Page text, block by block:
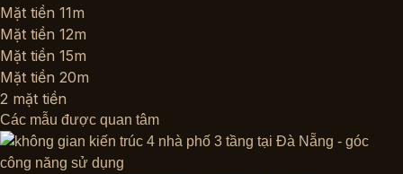
Mặt tiền 11m
Mặt tiền 12m
Mặt tiền 15m
Mặt tiền 20m
2 mặt tiền
Các mẫu được quan tâm